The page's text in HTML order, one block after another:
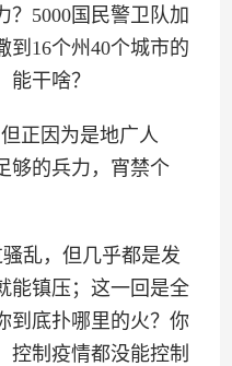
？5000国民警卫队加
到16个州40个城市的
干啥？
正因为是地广人
够的兵力，宵禁个
乱，但几乎都是发
能镇压；这一回是全
到底扑哪里的火？你
控制疫情都没能控制